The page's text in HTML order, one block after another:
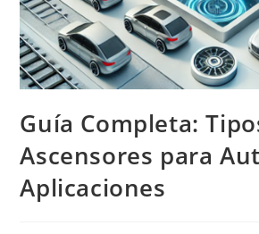
Guía Completa:
Ascensores para
Aplicaciones